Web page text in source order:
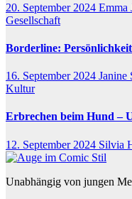
20. September 2024 Emma
Gesellschaft
Borderline:
16. September 2024 Janine
Kultur
Erbrechen beim Hund –
12. September 2024 Silvia
Unabhängig von jungen